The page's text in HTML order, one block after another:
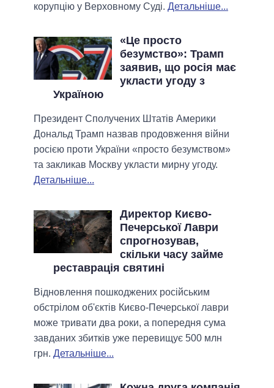
корупцію у Верховному Суді. Детальніше...
«Це просто
безумство»: Трамп
заявив, що росія має
укласти угоду з
Україною
Президент Сполучених Штатів Америки
Дональд Трамп назвав продовження війни
росією проти України «просто безумством»
та закликав Москву укласти мирну угоду.
Детальніше...
Директор Києво-
Печерської Лаври
спрогнозував,
скільки часу займе
реставрація святині
Відновлення пошкоджених російським
обстрілом об'єктів Києво-Печерської лаври
може тривати два роки, а попередня сума
завданих збитків уже перевищує 500 млн
грн. Детальніше...